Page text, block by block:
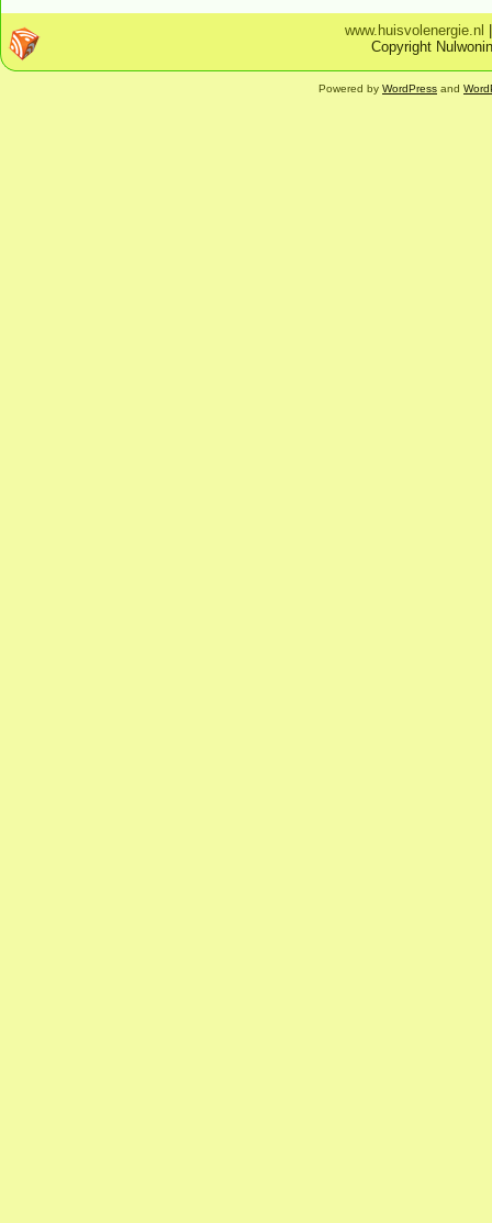
www.huisvolenergie.nl
Copyright
Powered by WordPress and